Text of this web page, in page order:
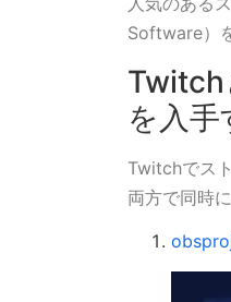
Software）
Twitch
を入手
Twitchでス
両方で同時